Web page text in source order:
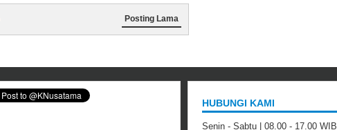
Posting Lama
HUBUNGI KAMI
Senin - Sabtu | 08.00 - 17.00 WIB